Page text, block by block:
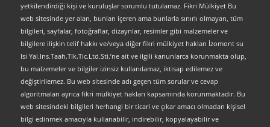
yetkilendirdiği kişi ve kuruluşlar sorumlu tutulamaz. Fikri Mülkiyet Bu
web sitesinde yer alan, bunları içeren ama bunlarla sınırlı olmayan, tüm
bilgileri, sayfalar, fotoğraflar, dizaynlar, resimler gibi malzemeler ve
bilgilere ilişkin telif hakkı ve/veya diğer fikri mülkiyet hakları İzomont su
Isi Yal.Ins.Taah.Tlk.Tic.Ltd.Sti.’ne ait ve ilgili kanunlarca korunmakta olup,
bu malzemeler ve bilgiler izinsiz kullanılamaz, iktisap edilemez ve
değiştirilemez. Bu web sitesinde adı geçen tüm sorular ve cevap
algoritmaları ayrıca fikri mülkiyet hakları kapsamında korunmaktadır. Bu
web sitesindeki bilgileri herhangi bir ticari ve çıkar amacı olmadan kişisel
bilgi edinmek amacıyla kullanabilir, indirebilir, kopyalayabilir ve